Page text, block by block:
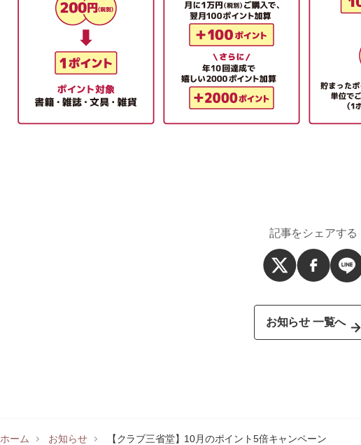
記事をシェアする
お知らせ 一覧へ
ホーム お知らせ 【クラブ三省堂】10月のポイント5倍キャンペーン